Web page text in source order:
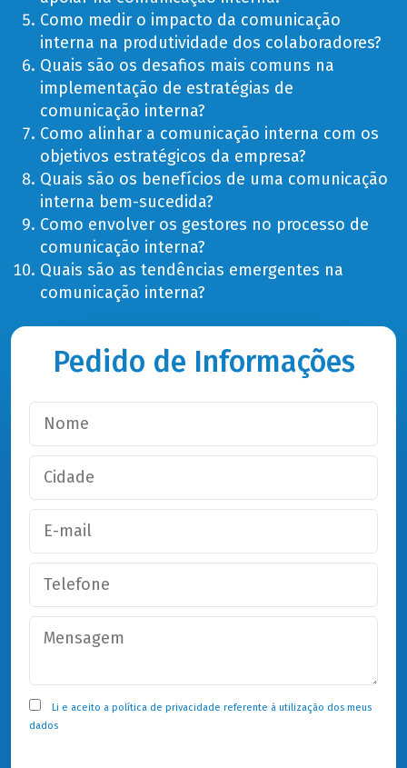
Como medir o impacto da comunicação
interna na produtividade dos colaboradores?
Quais são os desafios mais comuns na
implementação de estratégias de
comunicação interna?
Como alinhar a comunicação interna com os
objetivos estratégicos da empresa?
Quais são os benefícios de uma comunicação
interna bem-sucedida?
Como envolver os gestores no processo de
comunicação interna?
Quais são as tendências emergentes na
comunicação interna?
Pedido de Informações
Li e aceito a política de privacidade referente à utilização dos meus
dados